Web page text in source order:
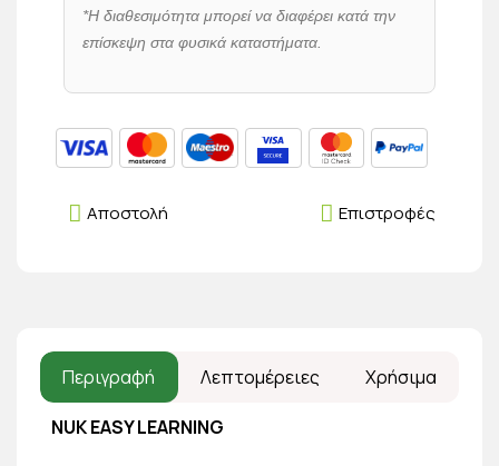
*Η διαθεσιμότητα μπορεί να διαφέρει κατά την
επίσκεψη στα φυσικά καταστήματα.
Επιστροφές
Αποστολή
Περιγραφή Λεπτομέρειες Χρήσιμα
NUK EASY LEARNING